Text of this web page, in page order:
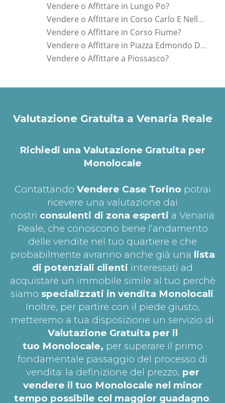
Vendere o Affittare in Lungo Po?
Vendere o Affittare in Corso Carlo E Nello Rosselli?
Vendere o Affittare in Corso Fiume?
Vendere o Affittare in Piazza Edmondo De Amicis?
Vendere o Affittare a Piossasco?
Valutazione Gratuita a Venaria Reale
Richiedi una Valutazione Gratuita per
Monolocale
Contattando Vendere Case Torino potrai
ricevere una valutazione dai
nostri consulenti di zona esperti a Venaria
Reale, che conoscono bene l’andamento
delle vendite nel tuo quartiere e che
probabilmente avranno anche già una lista
di potenziali clienti interessati ad
acquistare un immobile simile al tuo perchè
siamo specializzati in vendita Monolocali.
Inoltre, per partire con il piede giusto,
metteremo a tua disposizione un servizio di
Valutazione Gratuita per il
tuo Monolocale, per superare il primo
fondamentale passaggio del processo di
vendita: la definizione del prezzo, per
vendere il tuo Monolocale nel minor
tempo possibile col maggior guadagno.